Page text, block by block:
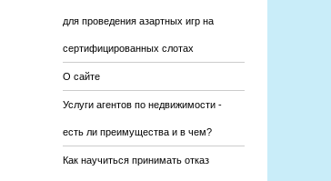
для проведения азартных игр на
сертифицированных слотах
О сайте
Услуги агентов по недвижимости -
есть ли преимущества и в чем?
Как научиться принимать отказ